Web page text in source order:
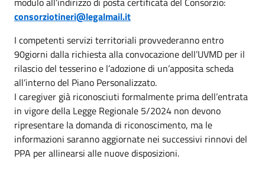
consorziotineri@legalmail.it
I competenti servizi territoriali provvederanno entro
90giorni dalla richiesta alla convocazione dell’UVMD per il
rilascio del tesserino e l’adozione di un’apposita scheda
all’interno del Piano Personalizzato.
I caregiver già riconosciuti formalmente prima dell’entrata
in vigore della Legge Regionale 5/2024 non devono
ripresentare la domanda di riconoscimento, ma le
informazioni saranno aggiornate nei successivi rinnovi del
PPA per allinearsi alle nuove disposizioni.